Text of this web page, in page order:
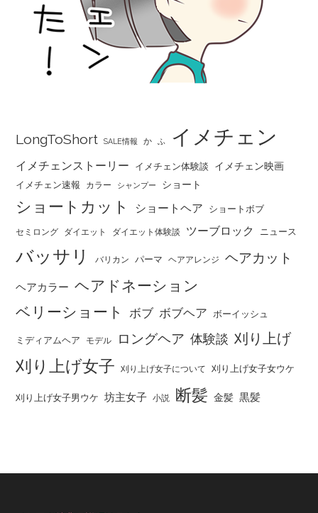
LongToShort SALE情報 か ふ イメチェン
イメチェンストーリー イメチェン体験談 イメチェン映画
イメチェン速報 カラー シャンプー ショート
ショートカット ショートヘア ショートボブ
セミロング ダイエット ダイエット体験談 ツーブロック ニュース
バッサリ バリカン パーマ ヘアアレンジ ヘアカット
ヘアカラー ヘアドネーション
ベリーショート
ボブ ボブヘア ボーイッシュ
ミディアムヘア モデル ロングヘア 体験談 刈り上げ
刈り上げ女子 刈り上げ女子について 刈り上げ女子女ウケ
刈り上げ女子男ウケ 坊主女子 小説 断髪 金髪 黒髪